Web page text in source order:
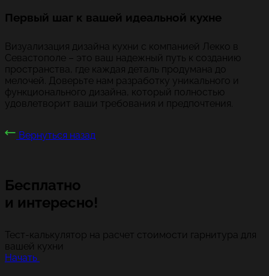
Первый шаг к вашей идеальной кухне
Визуализация дизайна кухни с компанией Лекко в
Севастополе – это ваш надежный путь к созданию
пространства, где каждая деталь продумана до
мелочей. Доверьте нам разработку уникального и
функционального дизайна, который полностью
удовлетворит ваши требования и предпочтения.
Вернуться назад
Бесплатно
и интересно!
Тест-калькулятор на расчет стоимости гарнитура для
вашей кухни
Начать